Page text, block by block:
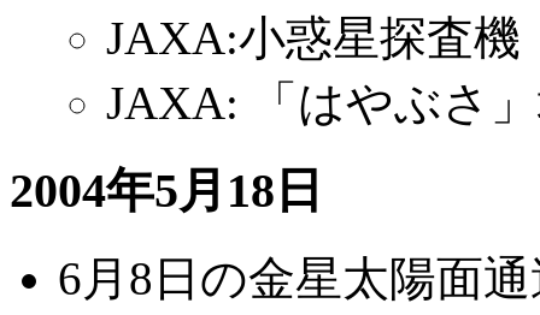
JAXA:小惑星探査機
JAXA: 「はやぶさ
2004年5月18日
6月8日の金星太陽面